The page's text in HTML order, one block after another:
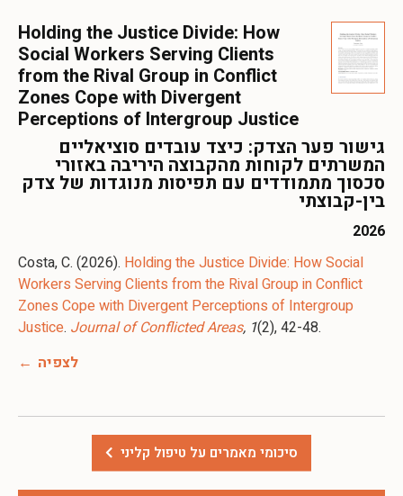
Holding the Justice Divide: How
Social Workers Serving Clients
from the Rival Group in Conflict
Zones Cope with Divergent
Perceptions of Intergroup Justice
גישור פער הצדק: כיצד עובדים סוציאליים
המשרתים לקוחות מהקבוצה היריבה באזורי
סכסוך מתמודדים עם תפיסות מנוגדות של צדק
בין-קבוצתי
2026
Costa, C. (2026). Holding the Justice Divide: How Social
Workers Serving Clients from the Rival Group in Conflict
Zones Cope with Divergent Perceptions of Intergroup
Justice. Journal of Conflicted Areas, 1(2), 42-48.
לצפיה
סיכומי מאמרים על טיפול קליני